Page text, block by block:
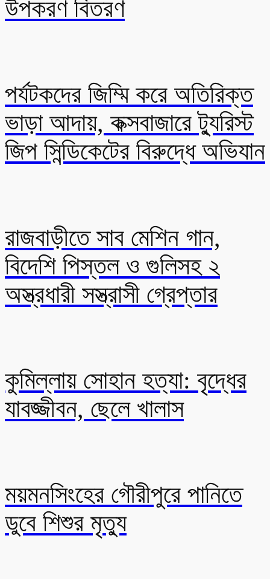
উপকরণ বিতরণ
পর্যটকদের জিম্মি করে অতিরিক্ত
ভাড়া আদায়, কক্সবাজারে ট্যুরিস্ট
জিপ সিন্ডিকেটের বিরুদ্ধে অভিযান
রাজবাড়ীতে সাব মেশিন গান,
বিদেশি পিস্তল ও গুলিসহ ২
অস্ত্রধারী সস্ত্রাসী গ্রেপ্তার
কুমিল্লায় সোহান হত্যা: বৃদ্ধের
যাবজ্জীবন, ছেলে খালাস
ময়মনসিংহের গৌরীপুরে পানিতে
ডুবে শিশুর মৃত্যু